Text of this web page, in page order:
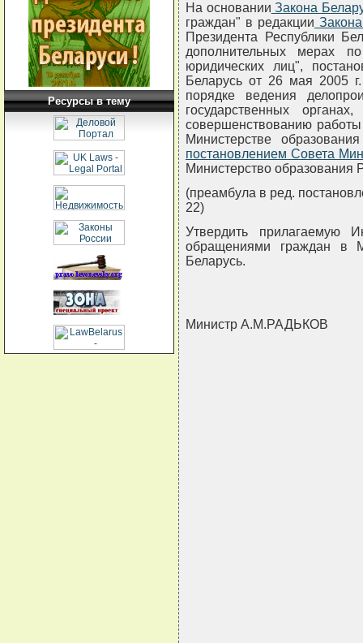
Ресурсы в тему
На основании Закона
граждан" в редакции
Президента Республики
дополнительных мерах
юридических лиц",
Беларусь от 26 мая 2005
порядке ведения
государственных
совершенствованию
Министерстве
постановлением Совета
Министерство
(преамбула в ред.
22)
Утвердить прилагаемую
обращениями граждан в
Беларусь.
Министр А.М.РАДЬКОВ